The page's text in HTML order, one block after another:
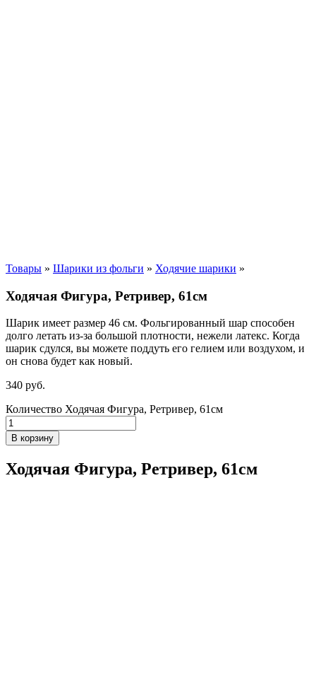
Товары » Шарики из фольги » Ходячие шарики »
Ходячая Фигура, Ретривер, 61см
Шарик имеет размер 46 см. Фольгированный шар способен
долго летать из-за большой плотности, нежели латекс. Когда
шарик сдулся, вы можете поддуть его гелием или воздухом, и
он снова будет как новый.
340 руб.
Количество Ходячая Фигура, Ретривер, 61см
В корзину
Ходячая Фигура, Ретривер, 61см